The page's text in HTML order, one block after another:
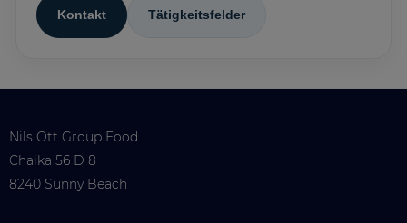
Kontakt Tätigkeitsfelder
Nils Ott Group Eood
Chaika 56 D 8
8240 Sunny Beach